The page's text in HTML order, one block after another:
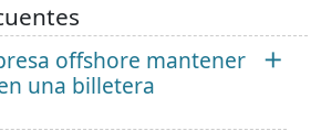
offshore mantener
una billetera